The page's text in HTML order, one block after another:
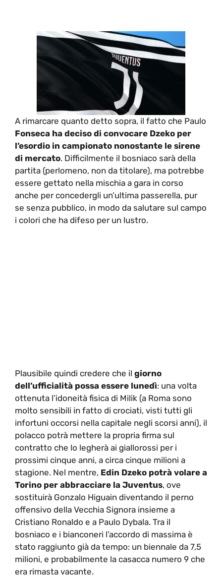
A rimarcare quanto detto sopra, il fatto che Paulo
Fonseca ha deciso di convocare Dzeko per
l’esordio in campionato nonostante le sirene
di mercato. Difficilmente il bosniaco sarà della
partita (perlomeno, non da titolare), ma potrebbe
essere gettato nella mischia a gara in corso
anche per concedergli un’ultima passerella, pur
se senza pubblico, in modo da salutare sul campo
i colori che ha difeso per un lustro.
Plausibile quindi credere che il giorno
dell’ufficialità possa essere lunedì: una volta
ottenuta l’idoneità fisica di Milik (a Roma sono
molto sensibili in fatto di crociati, visti tutti gli
infortuni occorsi nella capitale negli scorsi anni), il
polacco potrà mettere la propria firma sul
contratto che lo legherà ai giallorossi per i
prossimi cinque anni, a circa cinque milioni a
stagione. Nel mentre, Edin Dzeko potrà volare a
Torino per abbracciare la Juventus, ove
sostituirà Gonzalo Higuain diventando il perno
offensivo della Vecchia Signora insieme a
Cristiano Ronaldo e a Paulo Dybala. Tra il
bosniaco e i bianconeri l’accordo di massima è
stato raggiunto già da tempo: un biennale da 7,5
milioni, e probabilmente la casacca numero 9 che
era rimasta vacante.